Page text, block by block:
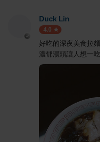
Duck Lin
4.0
好吃的深夜美食拉
濃郁湯頭讓人想一